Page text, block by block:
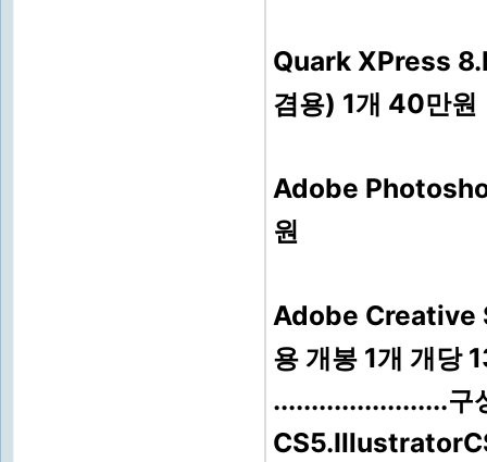
Quark XPress
겸용) 1개 40만원
Adobe
원
Adobe Creative
용 개봉 1개 개당
.......................